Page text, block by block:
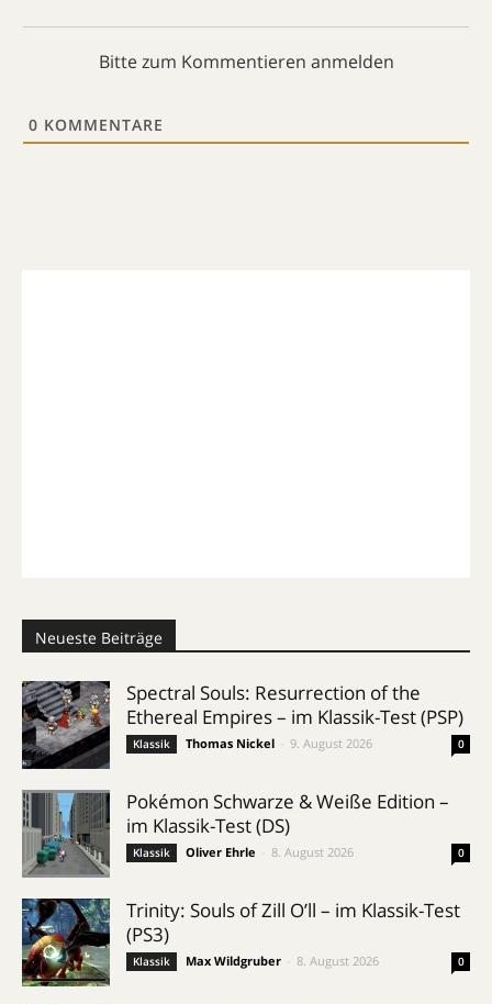
Bitte zum Kommentieren anmelden
0 KOMMENTARE
Neueste Beiträge
Spectral Souls: Resurrection of the
Ethereal Empires – im Klassik-Test (PSP)
Klassik Thomas Nickel 9. August 2026 0
Pokémon Schwarze & Weiße Edition –
im Klassik-Test (DS)
Klassik Oliver Ehrle 8. August 2026 0
Trinity: Souls of Zill O’ll – im Klassik-Test
(PS3)
Klassik Max Wildgruber 8. August 2026 0